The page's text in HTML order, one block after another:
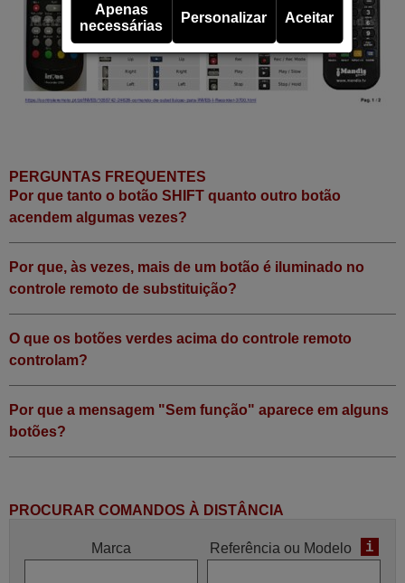
PERGUNTAS FREQUENTES
Por que tanto o botão SHIFT quanto outro botão
acendem algumas vezes?
Por que, às vezes, mais de um botão é iluminado no
controle remoto de substituição?
O que os botões verdes acima do controle remoto
controlam?
Por que a mensagem "Sem função" aparece em alguns
botões?
PROCURAR COMANDOS À DISTÂNCIA
Marca Referência ou Modelo i
Apenas
necessárias
Personalizar Aceitar